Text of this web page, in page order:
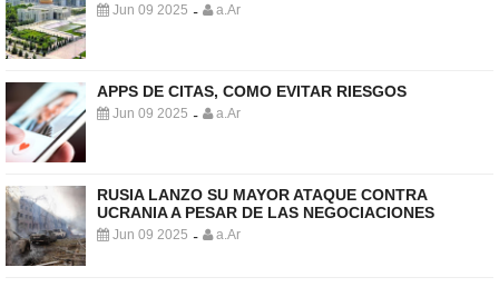
Jun 09 2025 - a.Ar
APPS DE CITAS, COMO EVITAR RIESGOS
Jun 09 2025 - a.Ar
RUSIA LANZO SU MAYOR ATAQUE CONTRA
UCRANIA A PESAR DE LAS NEGOCIACIONES
Jun 09 2025 - a.Ar